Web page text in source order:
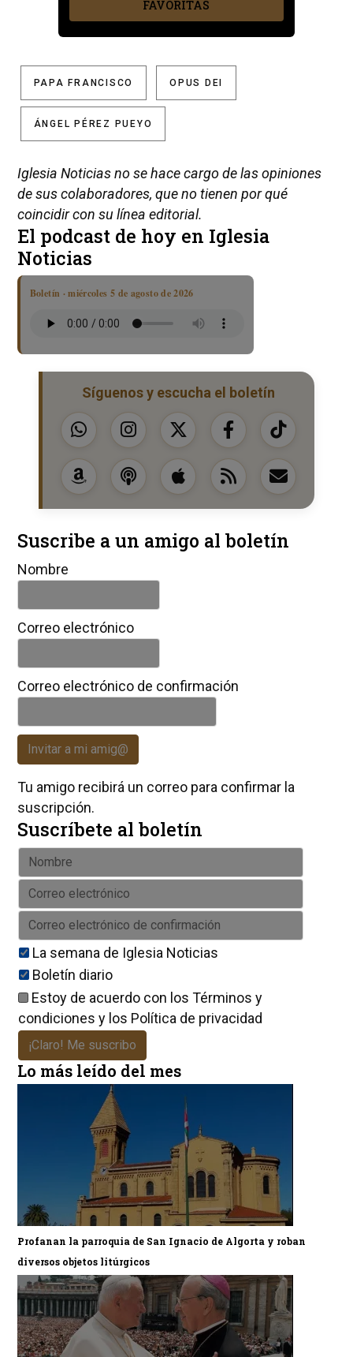
FAVORITAS
PAPA FRANCISCO OPUS DEI
ÁNGEL PÉREZ PUEYO
Iglesia Noticias no se hace cargo de las opiniones
de sus colaboradores, que no tienen por qué
coincidir con su línea editorial.
El podcast de hoy en Iglesia
Noticias
Boletín · miércoles 5 de agosto de 2026
Síguenos y escucha el boletín
Suscribe a un amigo al boletín
Nombre
Correo electrónico
Correo electrónico de confirmación
Invitar a mi amig@
Tu amigo recibirá un correo para confirmar la
suscripción.
Suscríbete al boletín
La semana de Iglesia Noticias
Boletín diario
Estoy de acuerdo con los Términos y
condiciones y los Política de privacidad
¡Claro! Me suscribo
Lo más leído del mes
Profanan la parroquia de San Ignacio de Algorta y roban
diversos objetos litúrgicos